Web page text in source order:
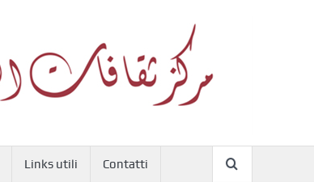
Links utili Contatti